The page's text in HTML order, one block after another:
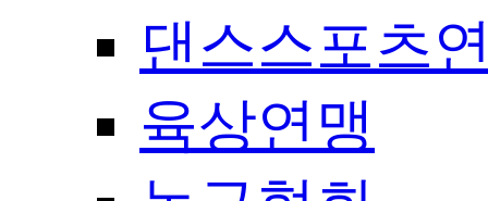
댄스스포츠
육상연맹